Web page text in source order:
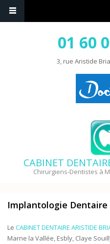
01 60
3, rue Aristide
CABINET
Chirurgiens-Dentistes à
Implantologie Dentaire
Le CABINET DENTAIRE ARISTIDE
Marne la Vallée, Esbly, Claye